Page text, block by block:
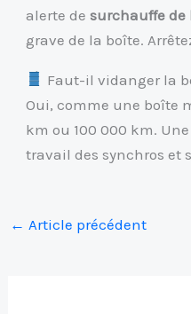
alerte desurchauffe de
grave de la boîte.
Faut-il vidanger la
Oui, comme une boîte
km ou 100 000 km.
travail des synchros et
← Article précédent